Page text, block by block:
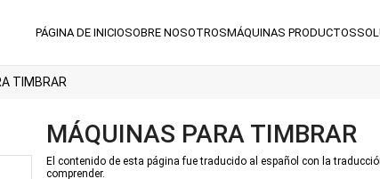
PÁGINA DE INICIOSOBRE NOSOTROSMÁQUINAS PRODUCTOS
TIMBRAR
MÁQUINAS PARA TIMBRAR
El contenido de esta página fue traducido al español con la
comprender.